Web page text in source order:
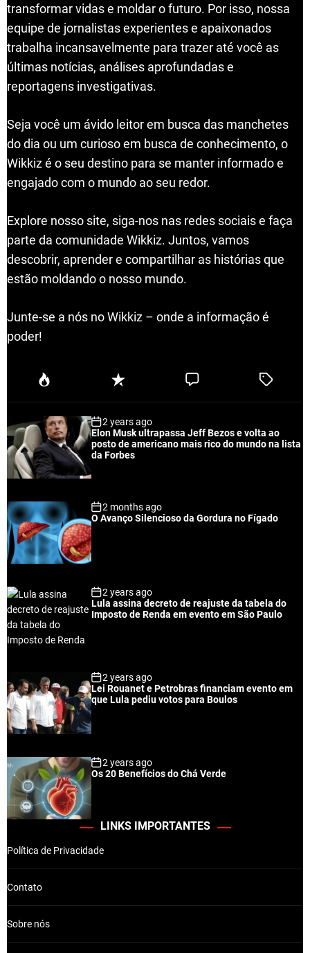
transformar vidas e moldar o futuro. Por isso, nossa
equipe de jornalistas experientes e apaixonados
trabalha incansavelmente para trazer até você as
últimas notícias, análises aprofundadas e
reportagens investigativas.
Seja você um ávido leitor em busca das manchetes
do dia ou um curioso em busca de conhecimento, o
Wikkiz é o seu destino para se manter informado e
engajado com o mundo ao seu redor.
Explore nosso site, siga-nos nas redes sociais e faça
parte da comunidade Wikkiz. Juntos, vamos
descobrir, aprender e compartilhar as histórias que
estão moldando o nosso mundo.
Junte-se a nós no Wikkiz – onde a informação é
poder!
P
u
a
r
R
e
n
t
C
e
T
e
2 years ago
Elon Musk ultrapassa Jeff Bezos e volta ao
posto de americano mais rico do mundo na lista
da Forbes
2 months ago
O Avanço Silencioso da Gordura no Fígado
2 years ago
Lula assina decreto de reajuste da tabela do
Imposto de Renda em evento em São Paulo
2 years ago
Lei Rouanet e Petrobras financiam evento em
que Lula pediu votos para Boulos
2 years ago
Os 20 Benefícios do Chá Verde
LINKS IMPORTANTES
Política de Privacidade
Contato
Sobre nós